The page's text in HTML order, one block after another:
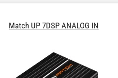
Match UP 7DSP ANALOG IN